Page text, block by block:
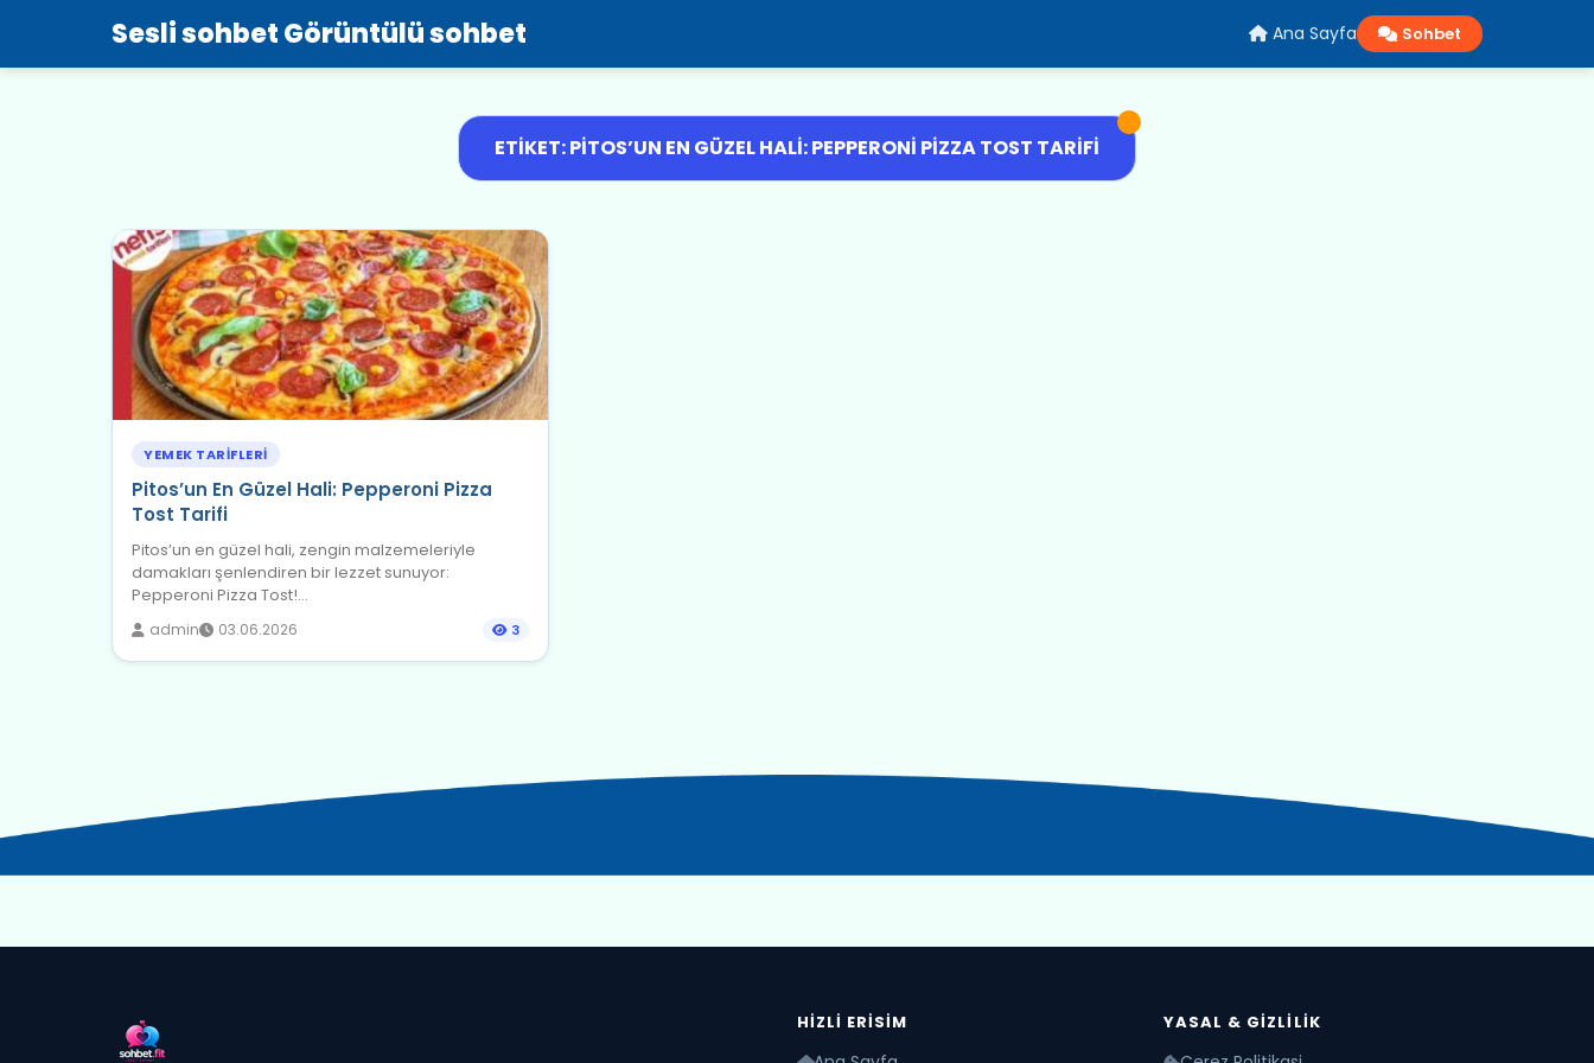
Sesli sohbet Görüntülü sohbet Ana Sayfa Sohbet
ETIKET: PITOS’UN EN GÜZEL HALI: PEPPERONI PIZZA TOST TARIFI
YEMEK TARIFLERI
Pitos’un En Güzel Hali: Pepperoni Pizza
Tost Tarifi
Pitos’un en güzel hali, zengin malzemeleriyle
damakları şenlendiren bir lezzet sunuyor:
Pepperoni Pizza Tost!...
admin 03.06.2026 3
HIZLI ERISIM YASAL & GIZLILIK